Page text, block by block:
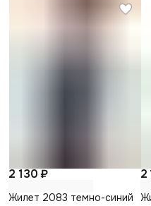
2 130 ₽
Жилет 2083 темно-синий
2